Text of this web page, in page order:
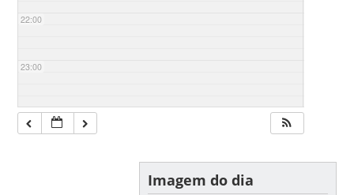
22:00
23:00
Imagem do dia